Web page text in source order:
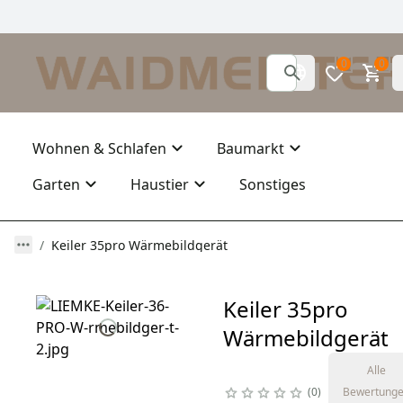
0 0
Wohnen & Schlafen
Baumarkt
Garten
Haustier Sonstiges
Keiler 35pro Wärmebildgerät
Keiler 35pro
Wärmebildgerät
0
Alle